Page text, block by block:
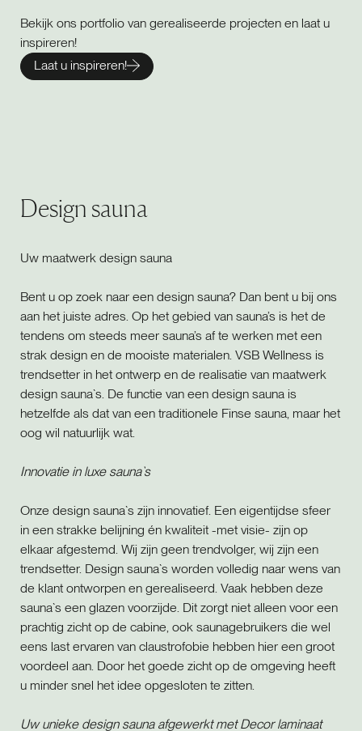
Bekijk ons portfolio van gerealiseerde projecten en laat u
inspireren!
Laat u inspireren!
Design sauna
Uw maatwerk design sauna
Bent u op zoek naar een design sauna? Dan bent u bij ons
aan het juiste adres. Op het gebied van sauna’s is het de
tendens om steeds meer sauna’s af te werken met een
strak design en de mooiste materialen. VSB Wellness is
trendsetter in het ontwerp en de realisatie van maatwerk
design sauna`s. De functie van een design sauna is
hetzelfde als dat van een traditionele Finse sauna, maar het
oog wil natuurlijk wat.
Innovatie in luxe sauna`s
Onze design sauna`s zijn innovatief. Een eigentijdse sfeer
in een strakke belijning én kwaliteit -met visie- zijn op
elkaar afgestemd. Wij zijn geen trendvolger, wij zijn een
trendsetter. Design sauna`s worden volledig naar wens van
de klant ontworpen en gerealiseerd. Vaak hebben deze
sauna`s een glazen voorzijde. Dit zorgt niet alleen voor een
prachtig zicht op de cabine, ook saunagebruikers die wel
eens last ervaren van claustrofobie hebben hier een groot
voordeel aan. Door het goede zicht op de omgeving heeft
u minder snel het idee opgesloten te zitten.
Uw unieke design sauna afgewerkt met Decor laminaat